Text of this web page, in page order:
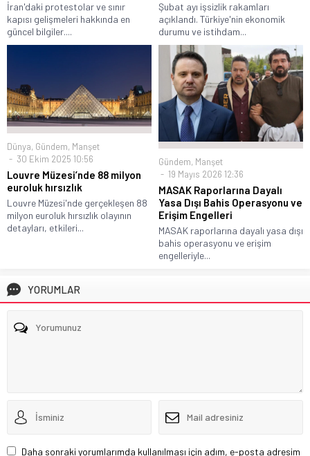
İran'daki protestolar ve sınır
kapısı gelişmeleri hakkında en
güncel bilgiler....
Şubat ayı işsizlik rakamları
açıklandı. Türkiye'nin ekonomik
durumu ve istihdam...
Dünya, Gündem, Manşet
30 Ekim 2025 10:56
Louvre Müzesi’nde 88 milyon
euroluk hırsızlık
Louvre Müzesi'nde gerçekleşen 88
milyon euroluk hırsızlık olayının
detayları, etkileri...
Gündem, Manşet
19 Mayıs 2026 12:36
MASAK Raporlarına Dayalı
Yasa Dışı Bahis Operasyonu ve
Erişim Engelleri
MASAK raporlarına dayalı yasa dışı
bahis operasyonu ve erişim
engelleriyle...
YORUMLAR
Daha sonraki yorumlarımda kullanılması için adım, e-posta adresim